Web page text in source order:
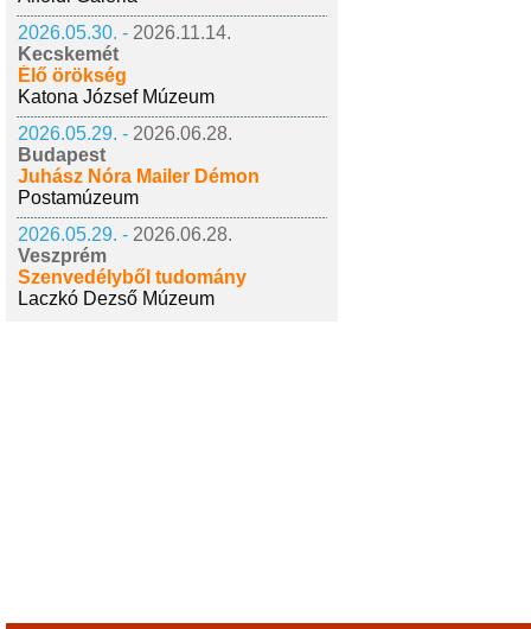
2026.05.30. - 2026.11.14.
Kecskemét
Élő örökség
Katona József Múzeum
2026.05.29. - 2026.06.28.
Budapest
Juhász Nóra Mailer Démon
Postamúzeum
2026.05.29. - 2026.06.28.
Veszprém
Szenvedélyből tudomány
Laczkó Dezső Múzeum